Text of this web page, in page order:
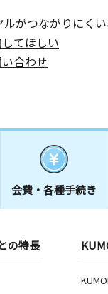
がつながりにく
てほしい
合わせ
会費・ 各種手続き
の特長